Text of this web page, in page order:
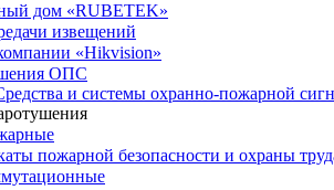
дом «RUBETEK»
извещений
«Hikvision»
ОПС
и системы охранно-пожарной
пожарной безопасности и охраны